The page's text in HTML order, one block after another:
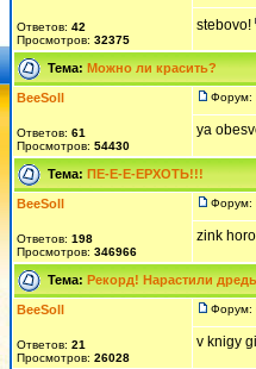
Ответов: 42
Просмотров: 32375
stebovo!
Тема: Можно ли красить?
BeeSoll
Ответов: 61
Просмотров: 54430
Форум:
ya
Тема: ПЕ-Е-Е-ЕРХОТЬ!!!
BeeSoll
Ответов: 198
Просмотров: 346966
Форум:
zink
Тема: Рекорд! Нарастили
BeeSoll
Ответов: 21
Просмотров: 26028
Форум:
v knigy